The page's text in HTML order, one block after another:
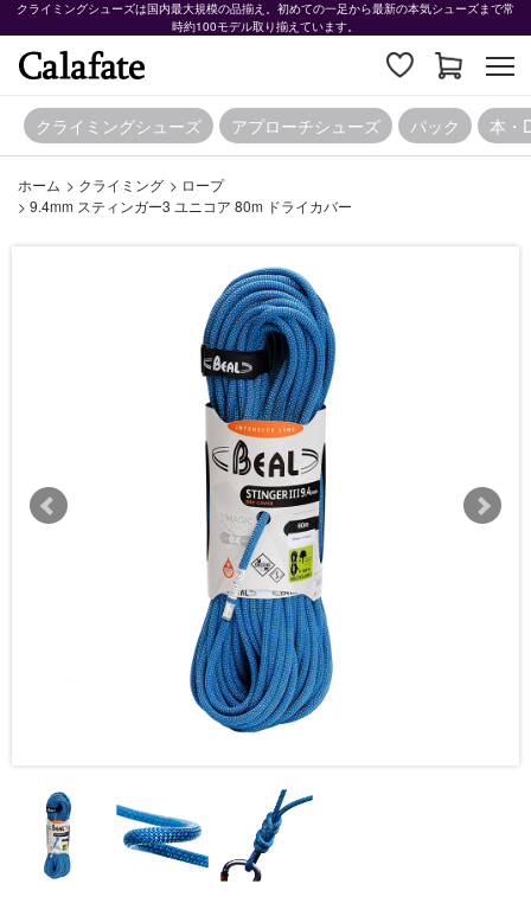
クライミングシューズは国内最大規模の品揃え。初めての一足から最新の本気シューズまで常
時約100モデル取り揃えています。
クライミングシューズ アプローチシューズ パック 本・
ホーム > クライミング > ロープ
> 9.4mm スティンガー3 ユニコア 80m ドライカバー